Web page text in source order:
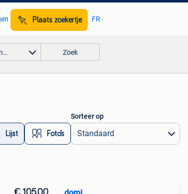
Plaats zoekertje FR
Zoek
Lijst Foto’s
Sorteer op